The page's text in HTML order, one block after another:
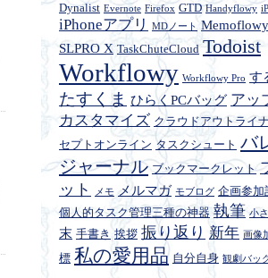
Dynalist Evernote Firefox GTD Handyflowy
iPhoneアプリ MDノート Memoflowy
SLPRO X TaskChuteCloud Todoist
Workflowy Workflowy Pro す
たすくま ひらくPCバッグ アッ
カスタマイズ クラウドアウトライ
セプトオンライン タスクシュート バ
ジャーナル ブックマークレット
ット
メモ メルマガ モブログ 企画参加
個人的タスク管理三種の神器 執筆 小
末 手書き 挨拶 振り返り 新年 画像
標 私の愛用品 自分自身 観劇バッ